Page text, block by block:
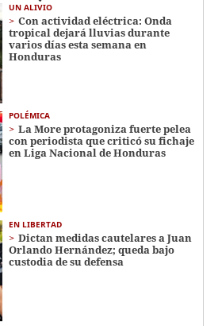
UN ALIVIO
Con actividad eléctrica: Onda
tropical dejará lluvias durante
varios días esta semana en
Honduras
POLÉMICA
La More protagoniza fuerte pelea
con periodista que criticó su fichaje
en Liga Nacional de Honduras
EN LIBERTAD
Dictan medidas cautelares a Juan
Orlando Hernández; queda bajo
custodia de su defensa